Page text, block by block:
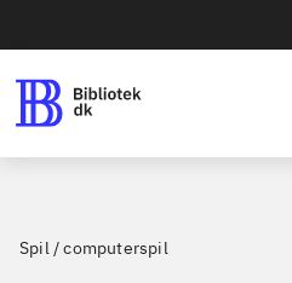
Spil / computerspil